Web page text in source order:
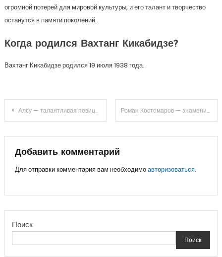
огромной потерей для мировой культуры, и его талант и творчество
останутся в памяти поколений.
Когда родился Вахтанг Кикабидзе?
Вахтанг Кикабидзе родился 19 июля 1938 года.
Навигация
по
записям
Алсу — талантливая певица, немного известные факты из жизни Роман Костомаров — знаменитый историк, общественный деятель и политик. Его жизнь, семья и влияние на культуру Украины
Добавить комментарий
Для отправки комментария вам необходимоавторизоваться.
Поиск
Поиск